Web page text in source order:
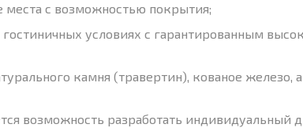
с возможностью покрытия;
условиях с гарантированным
камня (травертин), кованое железо,
возможность разработать индивидуальный